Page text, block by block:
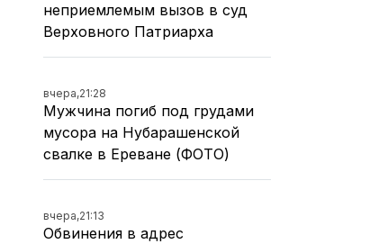
неприемлемым вызов в суд
Верховного Патриарха
вчера,21:28
Мужчина погиб под грудами
мусора на Нубарашенской
свалке в Ереване (ФОТО)
вчера,21:13
Обвинения в адрес